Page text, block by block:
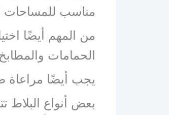
مناسب للمساحات
من المهم أيضًا
الحمامات
يجب أيضًا مراعاة
بعض أنواع البلاط